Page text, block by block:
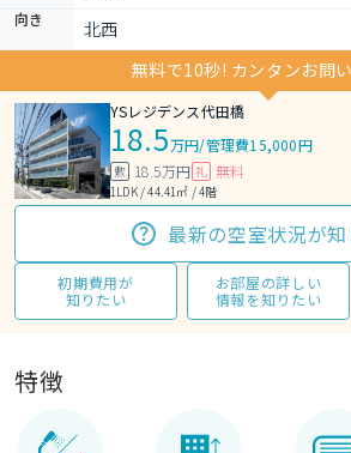
向き
北西
無料で10秒! カンタンお問
YSレジデンス代田橋
18.5万円/管理費15,000円
敷 18.5万円 礼 無料
1LDK / 44.41㎡ / 4階
最新の空室状況が
初期費用が
知りたい
お部屋の詳しい
情報を知りたい
特徴